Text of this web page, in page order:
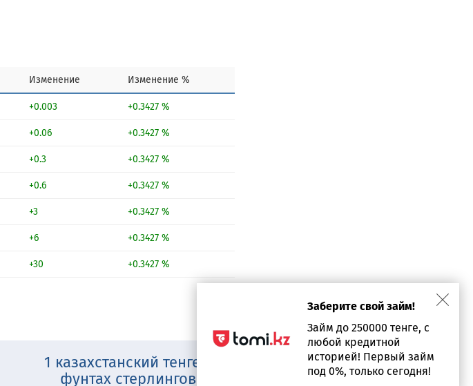
Изменение Изменение %
+0.003 +0.3427 %
+0.06 +0.3427 %
+0.3 +0.3427 %
+0.6 +0.3427 %
+3 +0.3427 %
+6 +0.3427 %
+30 +0.3427 %
1 казахстанский тенге в
фунтах стерлингов
Заберите свой займ!
Займ до 250000 тенге, с
любой кредитной
историей! Первый займ
под 0%, только сегодня!